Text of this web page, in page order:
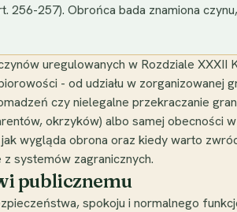
256-257). Obrońca bada znamiona
uregulowanych w Rozdziale XXXII
- od udziału w zorganizowanej
czy nielegalne przekraczanie
okrzyków) albo samej obecności
wygląda obrona oraz kiedy warto
systemów zagranicznych.
publicznemu
spokoju i normalnego